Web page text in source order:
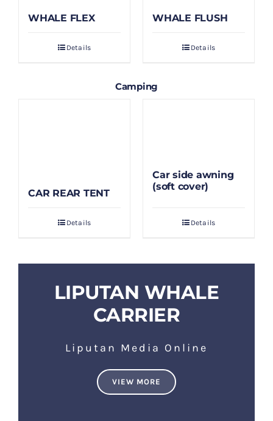
WHALE FLEX
Details
WHALE FLUSH
Details
Camping
CAR REAR TENT
Details
Car side awning
(soft cover)
Details
LIPUTAN WHALE
CARRIER
Liputan Media Online
VIEW MORE